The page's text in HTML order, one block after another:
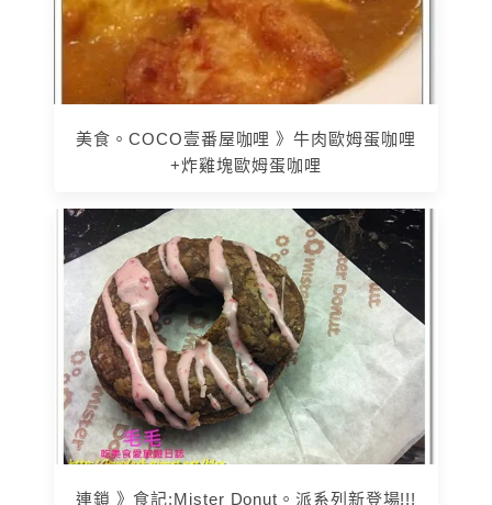
美食。COCO壹番屋咖哩 》牛肉歐姆蛋咖哩
+炸雞塊歐姆蛋咖哩
連鎖 》食記:Mister Donut。派系列新登場!!!